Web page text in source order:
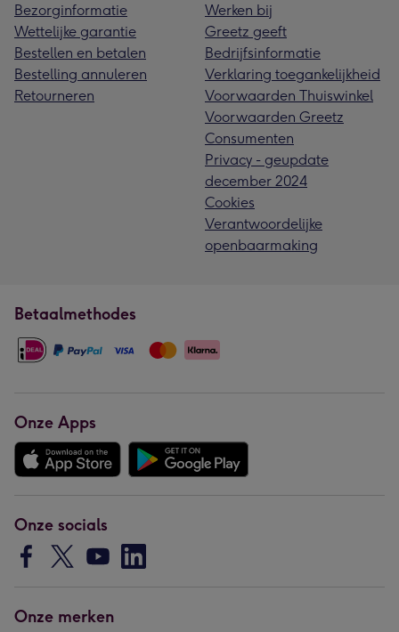
Bezorginformatie
Wettelijke garantie
Bestellen en betalen
Bestelling annuleren
Retourneren
Werken bij
Greetz geeft
Bedrijfsinformatie
Verklaring toegankelijkheid
Voorwaarden Thuiswinkel
Voorwaarden Greetz
Consumenten
Privacy - geupdate
december 2024
Cookies
Verantwoordelijke
openbaarmaking
Betaalmethodes
Onze Apps
Onze socials
Onze merken